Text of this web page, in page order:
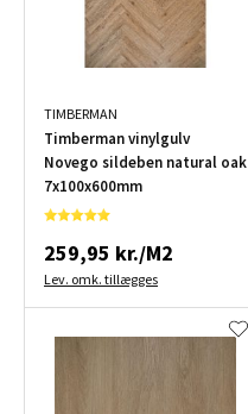
TIMBERMAN
Timberman vinylgulv
Novego sildeben natural oak
7x100x600mm
259,95 kr./M2
Lev. omk. tillægges